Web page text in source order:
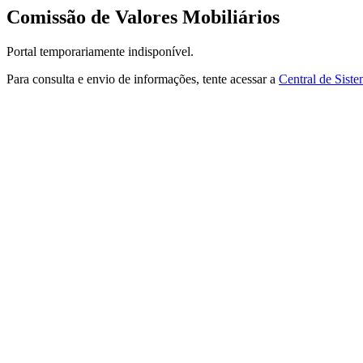
Comissão de Valores Mobiliários
Portal temporariamente indisponível.
Para consulta e envio de informações, tente acessar a Central de